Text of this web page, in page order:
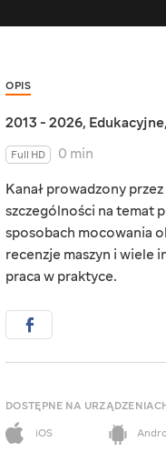
OPIS
2013 - 2026, Edukacyjne,
Full HD
0 min
Kanał prowadzony
szczególności na temat
sposobach mocowania
recenzje maszyn i wiele
praca w praktyce.
DOSTĘPNE NA
iOS